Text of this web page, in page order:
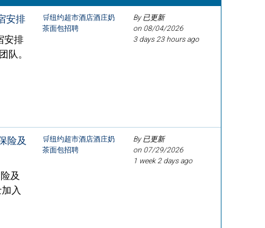
安排
安排
队。
🛒纽约超市酒店酒庄奶
茶面包招聘
By 已更新
on 08/04/2026
3 days 23 hours ago
险及
及
入
🛒纽约超市酒店酒庄奶
茶面包招聘
By 已更新
on 07/29/2026
1 week 2 days ago